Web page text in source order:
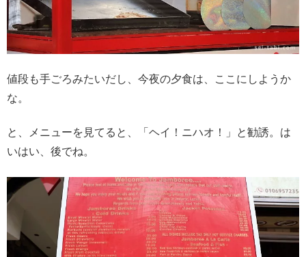
値段も手ごろみたいだし、今夜の夕食は、ここにしようか
な。
と、メニューを見てると、「ヘイ！ニハオ！」と勧誘。は
いはい、後でね。